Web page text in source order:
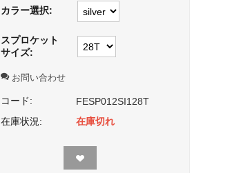
カラー選択:
スプロケット
サイズ:
お問い合わせ
コード:
FESP012SI128T
在庫状況:
在庫切れ